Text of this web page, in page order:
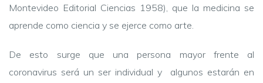
Montevideo Editorial Ciencias 1958), que la medicina se
aprende como ciencia y se ejerce como arte.
De esto surge que una persona mayor frente al
coronavirus será un ser individual y algunos estarán en